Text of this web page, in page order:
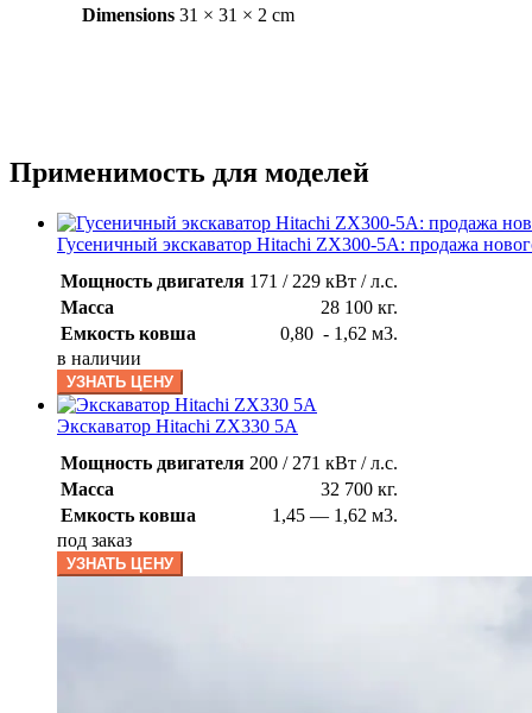
Dimensions 31 × 31 × 2 cm
Применимость для моделей
Гусеничный экскаватор Hitachi ZX300-5A: продажа
Мощность двигателя 171 / 229 кВт / л.с.
Масса
28 100 кг.
Емкость ковша
0,80 - 1,62 м3.
в наличии
УЗНАТЬ ЦЕНУ
Экскаватор Hitachi ZX330 5A
Мощность двигателя 200 / 271 кВт / л.с.
Масса
32 700 кг.
Емкость ковша
1,45 — 1,62 м3.
под заказ
УЗНАТЬ ЦЕНУ